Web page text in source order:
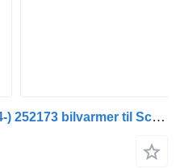
Eberspächer R-series (01.04-) 252173 bilvarmer til Scania P,G,R,T-series (2004-2017) trækker